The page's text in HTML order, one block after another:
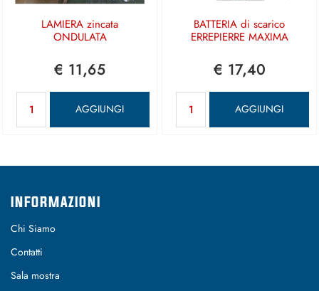
LAMIERA zincata
ONDULATA
€ 11,65
AGGIUNGI
BATTERIA di scarico
ERREPIERRE MAXIMA
€ 17,40
AGGIUNGI
INFORMAZIONI
Chi Siamo
Contatti
Sala mostra